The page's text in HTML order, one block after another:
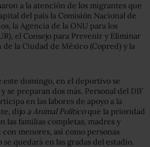
a la atención de los migrantes que
del país la Comisión Nacional de
la Agencia de la ONU para los
el Consejo para Prevenir y Eliminar
la Ciudad de México (Copred) y la
este domingo, en el deportivo se
se preparan dos más. Personal del DIF
en las labores de apoyo a la
dijo a Animal Políticoque la prioridad
las familias completas, madres y
con menores, así como personas
se quedará en las gradas del estadio.